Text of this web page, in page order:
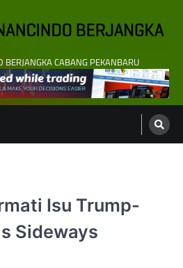
BERJANGKA CABANG PEKANBARU
Isu Trump-
Sideways